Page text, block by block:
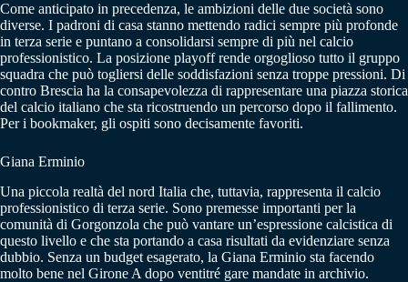
Come anticipato in precedenza, le ambizioni delle due società sono
diverse. I padroni di casa stanno mettendo radici sempre più profonde
in terza serie e puntano a consolidarsi sempre di più nel calcio
professionistico. La posizione playoff rende orgoglioso tutto il gruppo
squadra che può togliersi delle soddisfazioni senza troppe pressioni. Di
contro Brescia ha la consapevolezza di rappresentare una piazza storica
del calcio italiano che sta ricostruendo un percorso dopo il fallimento.
Per i bookmaker, gli ospiti sono decisamente favoriti.
Giana Erminio
Una piccola realtà del nord Italia che, tuttavia, rappresenta il calcio
professionistico di terza serie. Sono premesse importanti per la
comunità di Gorgonzola che può vantare un’espressione calcistica di
questo livello e che sta portando a casa risultati da evidenziare senza
dubbio. Senza un budget esagerato, la Giana Erminio sta facendo
molto bene nel Girone A dopo ventitré gare mandate in archivio.